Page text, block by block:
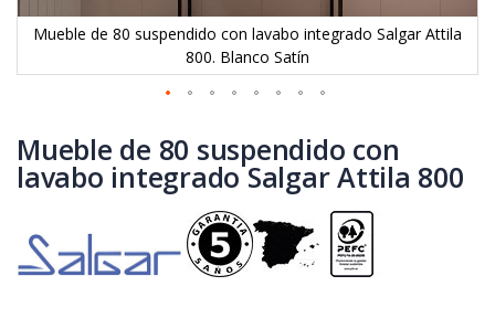
Mueble de 80 suspendido con lavabo integrado Salgar Attila
800. Blanco Satín
al
comienzo
de
de
imágenes
Mueble de 80 suspendido con
lavabo integrado Salgar Attila 800